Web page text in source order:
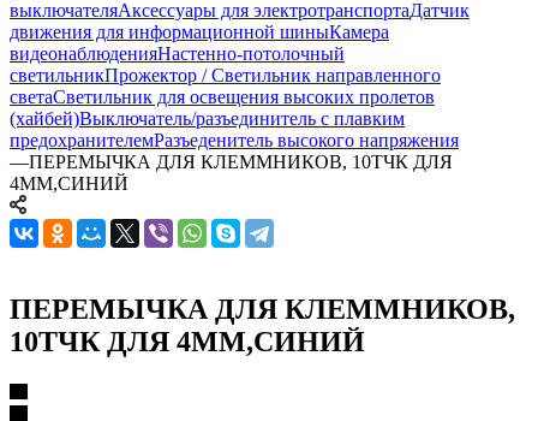
выключателяАксессуары для электротранспортаДатчик
движения для информационной шиныКамера
видеонаблюденияНастенно-потолочный
светильникПрожектор / Светильник направленного
светаСветильник для освещения высоких пролетов
(хайбей)Выключатель/разъединитель с плавким
предохранителемРазъеденитель высокого напряжения
—ПЕРЕМЫЧКА ДЛЯ КЛЕММНИКОВ, 10ТЧК ДЛЯ
4ММ,СИНИЙ
ПЕРЕМЫЧКА ДЛЯ КЛЕММНИКОВ,
10ТЧК ДЛЯ 4ММ,СИНИЙ